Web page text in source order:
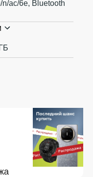
n/ac/6e, Bluetooth